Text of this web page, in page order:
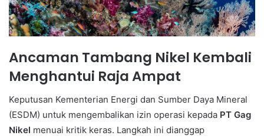
Ancaman Tambang Nikel Kembali
Menghantui Raja Ampat
Keputusan Kementerian Energi dan Sumber Daya Mineral
(ESDM) untuk mengembalikan izin operasi kepada PT Gag
Nikel menuai kritik keras. Langkah ini dianggap